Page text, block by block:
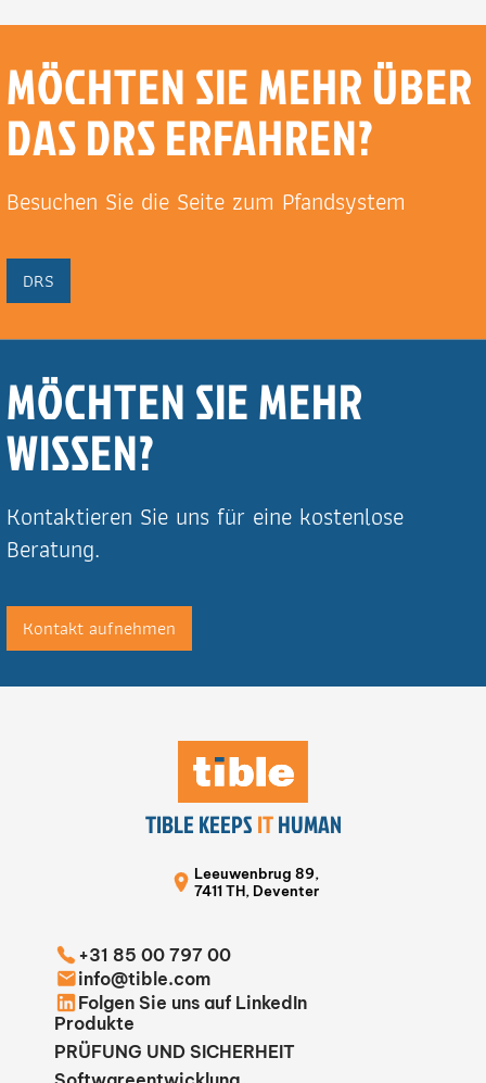
MÖCHTEN SIE MEHR ÜBER
DAS DRS ERFAHREN?
Besuchen Sie die Seite zum Pfandsystem
DRS
MÖCHTEN SIE MEHR
WISSEN?
Kontaktieren Sie uns für eine kostenlose
Beratung.
Kontakt aufnehmen
TIBLE KEEPSITHUMAN
Leeuwenbrug 89,
7411 TH, Deventer
+31 85 00 797 00
info@tible.com
Folgen Sie uns auf LinkedIn
Produkte
PRÜFUNG UND SICHERHEIT